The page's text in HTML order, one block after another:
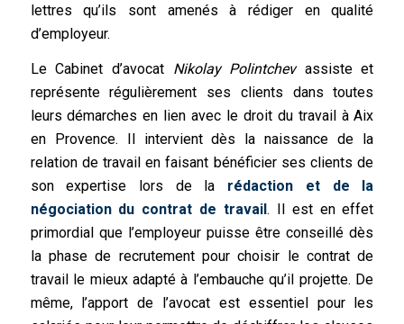
lettres qu’ils sont amenés à rédiger en qualité
d’employeur.
Le Cabinet d’avocat Nikolay Polintchevassiste et
représente régulièrement ses clients dans toutes
leurs démarches en lien avec le droit du travail à Aix
en Provence. Il intervient dès la naissance de la
relation de travail en faisant bénéficier ses clients de
son expertise lors de la rédaction et de la
négociation du contrat de travail . Il est en effet
primordial que l’employeur puisse être conseillé dès
la phase de recrutement pour choisir le contrat de
travail le mieux adapté à l’embauche qu’il projette. De
même, l’apport de l’avocat est essentiel pour les